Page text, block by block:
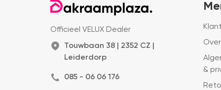
Officieel VELUX Dealer
Touwbaan 38 | 2352 CZ |
Leiderdorp
085 - 06 06 176
&